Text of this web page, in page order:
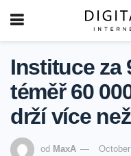
Instituce za
téměř 60
drží více
od MaxA